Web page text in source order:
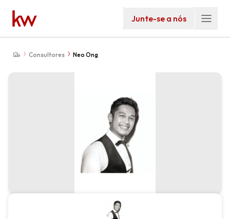
Junte-se a nós
Consultores Neo Ong